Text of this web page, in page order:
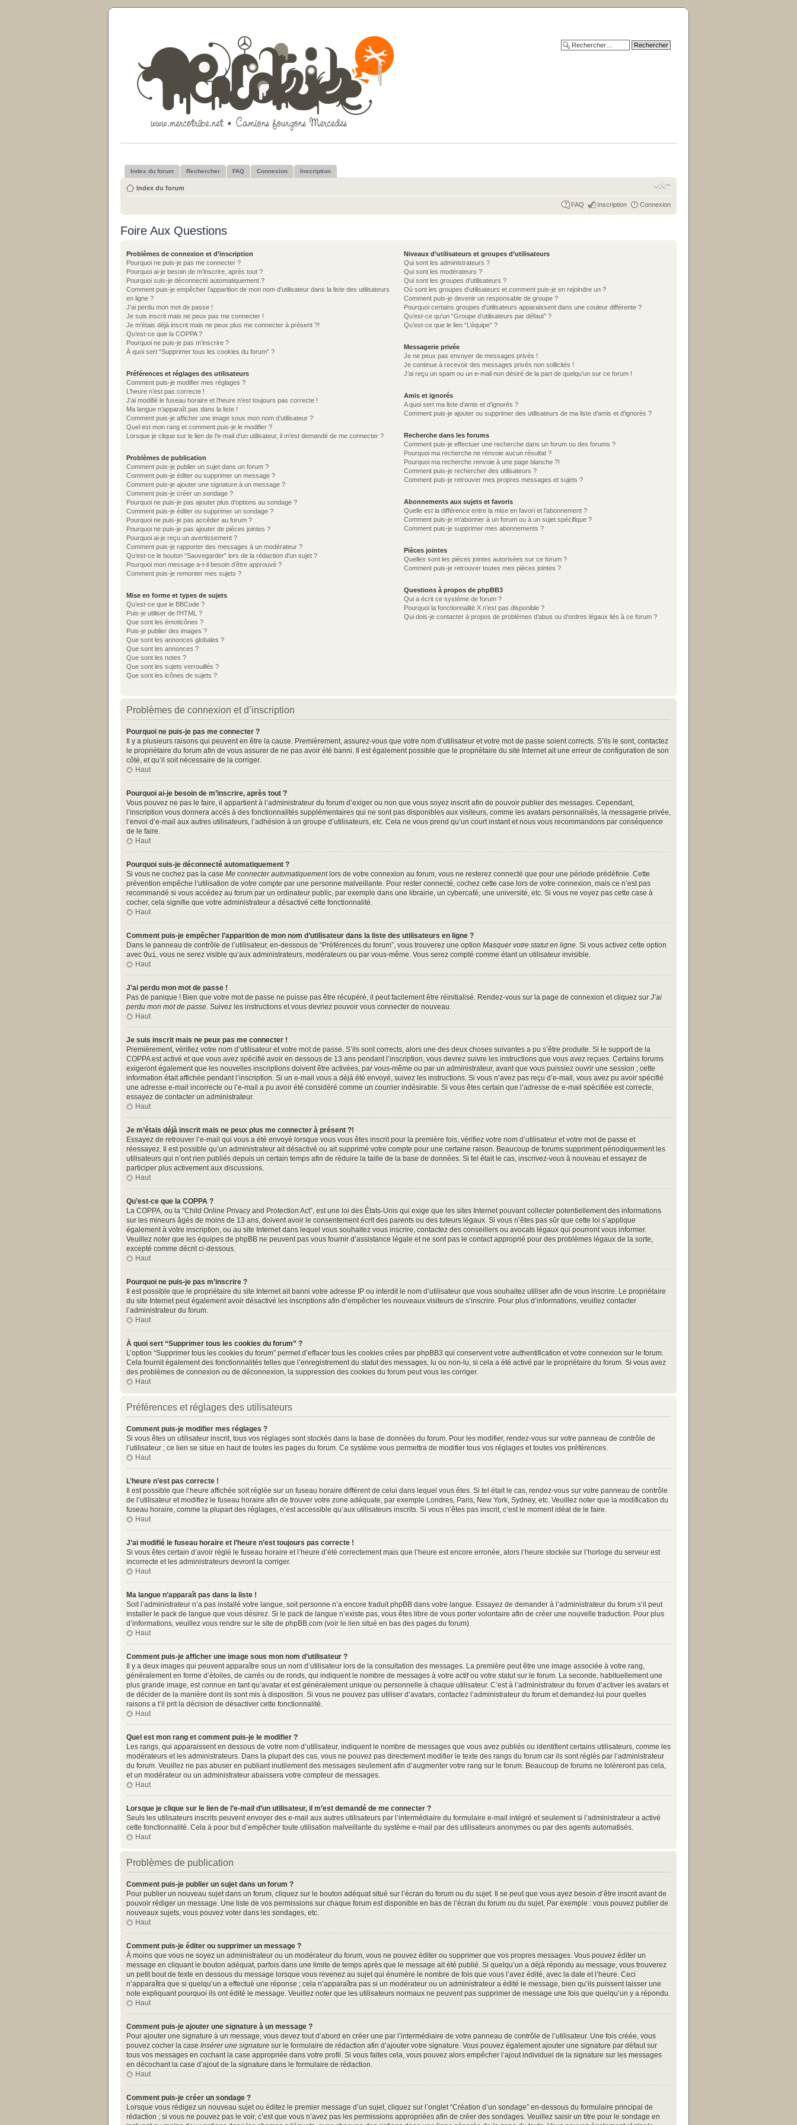
Index du forum Rechercher FAQ Connexion Inscription
Index du forum
FAQ Inscription Connexion
Foire Aux Questions
Problèmes de connexion et d’inscription
Pourquoi ne puis-je pas me connecter ?
Pourquoi ai-je besoin de m’inscrire, après tout ?
Pourquoi suis-je déconnecté automatiquement ?
Comment puis-je empêcher l’apparition de mon nom d’utilisateur dans la liste des utilisateurs
en ligne ?
J’ai perdu mon mot de passe !
Je suis inscrit mais ne peux pas me connecter !
Je m’étais déjà inscrit mais ne peux plus me connecter à présent ?!
Qu’est-ce que la COPPA ?
Pourquoi ne puis-je pas m’inscrire ?
À quoi sert “Supprimer tous les cookies du forum” ?
Préférences et réglages des utilisateurs
Comment puis-je modifier mes réglages ?
L’heure n’est pas correcte !
J’ai modifié le fuseau horaire et l’heure n’est toujours pas correcte !
Ma langue n’apparaît pas dans la liste !
Comment puis-je afficher une image sous mon nom d’utilisateur ?
Quel est mon rang et comment puis-je le modifier ?
Lorsque je clique sur le lien de l’e-mail d’un utilisateur, il m’est demandé de me connecter ?
Problèmes de publication
Comment puis-je publier un sujet dans un forum ?
Comment puis-je éditer ou supprimer un message ?
Comment puis-je ajouter une signature à un message ?
Comment puis-je créer un sondage ?
Pourquoi ne puis-je pas ajouter plus d’options au sondage ?
Comment puis-je éditer ou supprimer un sondage ?
Pourquoi ne puis-je pas accéder au forum ?
Pourquoi ne puis-je pas ajouter de pièces jointes ?
Pourquoi ai-je reçu un avertissement ?
Comment puis-je rapporter des messages à un modérateur ?
Qu’est-ce le bouton “Sauvegarder” lors de la rédaction d’un sujet ?
Pourquoi mon message a-t-il besoin d’être approuvé ?
Comment puis-je remonter mes sujets ?
Mise en forme et types de sujets
Qu’est-ce que le BBCode ?
Puis-je utiliser de l’HTML ?
Que sont les émoticônes ?
Puis-je publier des images ?
Que sont les annonces globales ?
Que sont les annonces ?
Que sont les notes ?
Que sont les sujets verrouillés ?
Que sont les icônes de sujets ?
Niveaux d’utilisateurs et groupes d’utilisateurs
Qui sont les administrateurs ?
Qui sont les modérateurs ?
Qui sont les groupes d’utilisateurs ?
Où sont les groupes d’utilisateurs et comment puis-je en rejoindre un ?
Comment puis-je devenir un responsable de groupe ?
Pourquoi certains groupes d’utilisateurs apparaissent dans une couleur différente ?
Qu’est-ce qu’un “Groupe d’utilisateurs par défaut” ?
Qu’est-ce que le lien “L’équipe” ?
Messagerie privée
Je ne peux pas envoyer de messages privés !
Je continue à recevoir des messages privés non sollicités !
J’ai reçu un spam ou un e-mail non désiré de la part de quelqu’un sur ce forum !
Amis et ignorés
A quoi sert ma liste d’amis et d’ignorés ?
Comment puis-je ajouter ou supprimer des utilisateurs de ma liste d’amis et d’ignorés ?
Recherche dans les forums
Comment puis-je effectuer une recherche dans un forum ou des forums ?
Pourquoi ma recherche ne renvoie aucun résultat ?
Pourquoi ma recherche renvoie à une page blanche ?!
Comment puis-je rechercher des utilisateurs ?
Comment puis-je retrouver mes propres messages et sujets ?
Abonnements aux sujets et favoris
Quelle est la différence entre la mise en favori et l’abonnement ?
Comment puis-je m’abonner à un forum ou à un sujet spécifique ?
Comment puis-je supprimer mes abonnements ?
Pièces jointes
Quelles sont les pièces jointes autorisées sur ce forum ?
Comment puis-je retrouver toutes mes pièces jointes ?
Questions à propos de phpBB3
Qui a écrit ce système de forum ?
Pourquoi la fonctionnalité X n’est pas disponible ?
Qui dois-je contacter à propos de problèmes d’abus ou d’ordres légaux liés à ce forum ?
Problèmes de connexion et d’inscription
Pourquoi ne puis-je pas me connecter ?
Il y a plusieurs raisons qui peuvent en être la cause. Premièrement, assurez-vous que votre nom d’utilisateur et votre mot de passe soient corrects. S’ils le sont, contactez
le propriétaire du forum afin de vous assurer de ne pas avoir été banni. Il est également possible que le propriétaire du site Internet ait une erreur de configuration de son
côté, et qu’il soit nécessaire de la corriger.
Haut
Pourquoi ai-je besoin de m’inscrire, après tout ?
Vous pouvez ne pas le faire, il appartient à l’administrateur du forum d’exiger ou non que vous soyez inscrit afin de pouvoir publier des messages. Cependant,
l’inscription vous donnera accès à des fonctionnalités supplémentaires qui ne sont pas disponibles aux visiteurs, comme les avatars personnalisés, la messagerie privée,
l’envoi d’e-mail aux autres utilisateurs, l’adhésion à un groupe d’utilisateurs, etc. Cela ne vous prend qu’un court instant et nous vous recommandons par conséquence
de le faire.
Haut
Pourquoi suis-je déconnecté automatiquement ?
Si vous ne cochez pas la case Me connecter automatiquementlors de votre connexion au forum, vous ne resterez connecté que pour une période prédéfinie. Cette
prévention empêche l’utilisation de votre compte par une personne malveillante. Pour rester connecté, cochez cette case lors de votre connexion, mais ce n’est pas
recommandé si vous accédez au forum par un ordinateur public, par exemple dans une librairie, un cybercafé, une université, etc. Si vous ne voyez pas cette case à
cocher, cela signifie que votre administrateur a désactivé cette fonctionnalité.
Haut
Comment puis-je empêcher l’apparition de mon nom d’utilisateur dans la liste des utilisateurs en ligne ?
Dans le panneau de contrôle de l’utilisateur, en-dessous de “Préférences du forum”, vous trouverez une option Masquer votre statut en ligne. Si vous activez cette option
avec Oui, vous ne serez visible qu’aux administrateurs, modérateurs ou par vous-même. Vous serez compté comme étant un utilisateur invisible.
Haut
J’ai perdu mon mot de passe !
Pas de panique ! Bien que votre mot de passe ne puisse pas être récupéré, il peut facilement être réinitialisé. Rendez-vous sur la page de connexion et cliquez sur J’ai
perdu mon mot de passe. Suivez les instructions et vous devriez pouvoir vous connecter de nouveau.
Haut
Je suis inscrit mais ne peux pas me connecter !
Premièrement, vérifiez votre nom d’utilisateur et votre mot de passe. S’ils sont corrects, alors une des deux choses suivantes a pu s’être produite. Si le support de la
COPPA est activé et que vous avez spécifié avoir en dessous de 13 ans pendant l’inscription, vous devrez suivre les instructions que vous avez reçues. Certains forums
exigeront également que les nouvelles inscriptions doivent être activées, par vous-même ou par un administrateur, avant que vous puissiez ouvrir une session ; cette
information était affichée pendant l’inscription. Si un e-mail vous a déjà été envoyé, suivez les instructions. Si vous n’avez pas reçu d’e-mail, vous avez pu avoir spécifié
une adresse e-mail incorrecte ou l’e-mail a pu avoir été considéré comme un courrier indésirable. Si vous êtes certain que l’adresse de e-mail spécifiée est correcte,
essayez de contacter un administrateur.
Haut
Je m’étais déjà inscrit mais ne peux plus me connecter à présent ?!
Essayez de retrouver l’e-mail qui vous a été envoyé lorsque vous vous êtes inscrit pour la première fois, vérifiez votre nom d’utilisateur et votre mot de passe et
réessayez. Il est possible qu’un administrateur ait désactivé ou ait supprimé votre compte pour une certaine raison. Beaucoup de forums suppriment périodiquement les
utilisateurs qui n’ont rien publiés depuis un certain temps afin de réduire la taille de la base de données. Si tel était le cas, inscrivez-vous à nouveau et essayez de
participer plus activement aux discussions.
Haut
Qu’est-ce que la COPPA ?
La COPPA, ou la “Child Online Privacy and Protection Act”, est une loi des États-Unis qui exige que les sites Internet pouvant collecter potentiellement des informations
sur les mineurs âgés de moins de 13 ans, doivent avoir le consentement écrit des parents ou des tuteurs légaux. Si vous n’êtes pas sûr que cette loi s’applique
également à votre inscription, ou au site Internet dans lequel vous souhaitez vous inscrire, contactez des conseillers ou avocats légaux qui pourront vous informer.
Veuillez noter que les équipes de phpBB ne peuvent pas vous fournir d’assistance légale et ne sont pas le contact approprié pour des problèmes légaux de la sorte,
excepté comme décrit ci-dessous.
Haut
Pourquoi ne puis-je pas m’inscrire ?
Il est possible que le propriétaire du site Internet ait banni votre adresse IP ou interdit le nom d’utilisateur que vous souhaitez utiliser afin de vous inscrire. Le propriétaire
du site Internet peut également avoir désactivé les inscriptions afin d’empêcher les nouveaux visiteurs de s’inscrire. Pour plus d’informations, veuillez contacter
l’administrateur du forum.
Haut
À quoi sert “Supprimer tous les cookies du forum” ?
L’option “Supprimer tous les cookies du forum” permet d’effacer tous les cookies crées par phpBB3 qui conservent votre authentification et votre connexion sur le forum.
Cela fournit également des fonctionnalités telles que l’enregistrement du statut des messages, lu ou non-lu, si cela a été activé par le propriétaire du forum. Si vous avez
des problèmes de connexion ou de déconnexion, la suppression des cookies du forum peut vous les corriger.
Haut
Préférences et réglages des utilisateurs
Comment puis-je modifier mes réglages ?
Si vous êtes un utilisateur inscrit, tous vos réglages sont stockés dans la base de données du forum. Pour les modifier, rendez-vous sur votre panneau de contrôle de
l’utilisateur ; ce lien se situe en haut de toutes les pages du forum. Ce système vous permettra de modifier tous vos réglages et toutes vos préférences.
Haut
L’heure n’est pas correcte !
Il est possible que l’heure affichée soit réglée sur un fuseau horaire différent de celui dans lequel vous êtes. Si tel était le cas, rendez-vous sur votre panneau de contrôle
de l’utilisateur et modifiez le fuseau horaire afin de trouver votre zone adéquate, par exemple Londres, Paris, New York, Sydney, etc. Veuillez noter que la modification du
fuseau horaire, comme la plupart des réglages, n’est accessible qu’aux utilisateurs inscrits. Si vous n’êtes pas inscrit, c’est le moment idéal de le faire.
Haut
J’ai modifié le fuseau horaire et l’heure n’est toujours pas correcte !
Si vous êtes certain d’avoir réglé le fuseau horaire et l’heure d’été correctement mais que l’heure est encore erronée, alors l’heure stockée sur l’horloge du serveur est
incorrecte et les administrateurs devront la corriger.
Haut
Ma langue n’apparaît pas dans la liste !
Soit l’administrateur n’a pas installé votre langue, soit personne n’a encore traduit phpBB dans votre langue. Essayez de demander à l’administrateur du forum s’il peut
installer le pack de langue que vous désirez. Si le pack de langue n’existe pas, vous êtes libre de vous porter volontaire afin de créer une nouvelle traduction. Pour plus
d’informations, veuillez vous rendre sur le site de phpBB.com (voir le lien situé en bas des pages du forum).
Haut
Comment puis-je afficher une image sous mon nom d’utilisateur ?
Il y a deux images qui peuvent apparaître sous un nom d’utilisateur lors de la consultation des messages. La première peut être une image associée à votre rang,
généralement en forme d’étoiles, de carrés ou de ronds, qui indiquent le nombre de messages à votre actif ou votre statut sur le forum. La seconde, habituellement une
plus grande image, est connue en tant qu’avatar et est généralement unique ou personnelle à chaque utilisateur. C’est à l’administrateur du forum d’activer les avatars et
de décider de la manière dont ils sont mis à disposition. Si vous ne pouvez pas utiliser d’avatars, contactez l’administrateur du forum et demandez-lui pour quelles
raisons a t’il prit la décision de désactiver cette fonctionnalité.
Haut
Quel est mon rang et comment puis-je le modifier ?
Les rangs, qui apparaissent en dessous de votre nom d’utilisateur, indiquent le nombre de messages que vous avez publiés ou identifient certains utilisateurs, comme les
modérateurs et les administrateurs. Dans la plupart des cas, vous ne pouvez pas directement modifier le texte des rangs du forum car ils sont réglés par l’administrateur
du forum. Veuillez ne pas abuser en publiant inutilement des messages seulement afin d’augmenter votre rang sur le forum. Beaucoup de forums ne toléreront pas cela,
et un modérateur ou un administrateur abaissera votre compteur de messages.
Haut
Lorsque je clique sur le lien de l’e-mail d’un utilisateur, il m’est demandé de me connecter ?
Seuls les utilisateurs inscrits peuvent envoyer des e-mail aux autres utilisateurs par l’intermédiaire du formulaire e-mail intégré et seulement si l’administrateur a activé
cette fonctionnalité. Cela à pour but d’empêcher toute utilisation malveillante du système e-mail par des utilisateurs anonymes ou par des agents automatisés.
Haut
Problèmes de publication
Comment puis-je publier un sujet dans un forum ?
Pour publier un nouveau sujet dans un forum, cliquez sur le bouton adéquat situé sur l’écran du forum ou du sujet. Il se peut que vous ayez besoin d’être inscrit avant de
pouvoir rédiger un message. Une liste de vos permissions sur chaque forum est disponible en bas de l’écran du forum ou du sujet. Par exemple : vous pouvez publier de
nouveaux sujets, vous pouvez voter dans les sondages, etc.
Haut
Comment puis-je éditer ou supprimer un message ?
À moins que vous ne soyez un administrateur ou un modérateur du forum, vous ne pouvez éditer ou supprimer que vos propres messages. Vous pouvez éditer un
message en cliquant le bouton adéquat, parfois dans une limite de temps après que le message ait été publié. Si quelqu’un a déjà répondu au message, vous trouverez
un petit bout de texte en dessous du message lorsque vous revenez au sujet qui énumère le nombre de fois que vous l’avez édité, avec la date et l’heure. Ceci
n’apparaîtra que si quelqu’un a effectué une réponse ; cela n’apparaîtra pas si un modérateur ou un administrateur a édité le message, bien qu’ils puissent laisser une
note expliquant pourquoi ils ont édité le message. Veuillez noter que les utilisateurs normaux ne peuvent pas supprimer de message une fois que quelqu’un y a répondu.
Haut
Comment puis-je ajouter une signature à un message ?
Pour ajouter une signature à un message, vous devez tout d’abord en créer une par l’intermédiaire de votre panneau de contrôle de l’utilisateur. Une fois créée, vous
pouvez cocher la case Insérer une signature sur le formulaire de rédaction afin d’ajouter votre signature. Vous pouvez également ajouter une signature par défaut sur
tous vos messages en cochant la case appropriée dans votre profil. Si vous faites cela, vous pouvez alors empêcher l’ajout individuel de la signature sur les messages
en décochant la case d’ajout de la signature dans le formulaire de rédaction.
Haut
Comment puis-je créer un sondage ?
Lorsque vous rédigez un nouveau sujet ou éditez le premier message d’un sujet, cliquez sur l’onglet “Création d’un sondage” en-dessous du formulaire principal de
rédaction ; si vous ne pouvez pas le voir, c’est que vous n’avez pas les permissions appropriées afin de créer des sondages. Veuillez saisir un titre pour le sondage en